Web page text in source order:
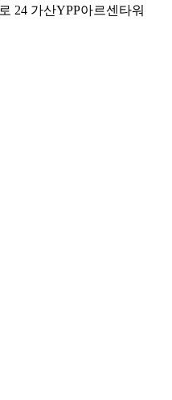
24 가산YPP아르센타워